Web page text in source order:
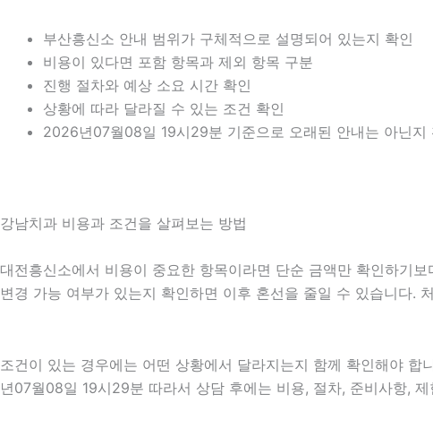
부산흥신소 안내 범위가 구체적으로 설명되어 있는지 확인
비용이 있다면 포함 항목과 제외 항목 구분
진행 절차와 예상 소요 시간 확인
상황에 따라 달라질 수 있는 조건 확인
2026년07월08일 19시29분 기준으로 오래된 안내는 아닌지
강남치과 비용과 조건을 살펴보는 방법
대전흥신소에서 비용이 중요한 항목이라면 단순 금액만 확인하기
변경 가능 여부가 있는지 확인하면 이후 혼선을 줄일 수 있습니다.
조건이 있는 경우에는 어떤 상황에서 달라지는지 함께 확인해야
년07월08일 19시29분 따라서 상담 후에는 비용, 절차, 준비사항,